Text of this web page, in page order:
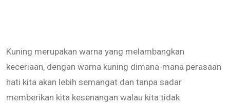
Kuning merupakan warna yang melambangkan
keceriaan, dengan warna kuning dimana-mana perasaan
hati kita akan lebih semangat dan tanpa sadar
memberikan kita kesenangan walau kita tidak